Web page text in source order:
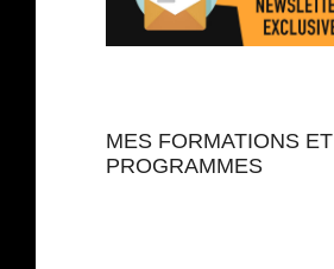
MES FORMATIONS ET
PROGRAMMES